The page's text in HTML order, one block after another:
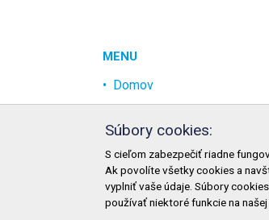
MENU
Domov
Akcia
Najpredávanejšie
Odvetvia
Novinky
Súbory cookies:
S cieľom zabezpečiť riadne
Ak povolíte všetky cookies a
vyplniť vaše údaje. Súbory
používať niektoré funkcie na